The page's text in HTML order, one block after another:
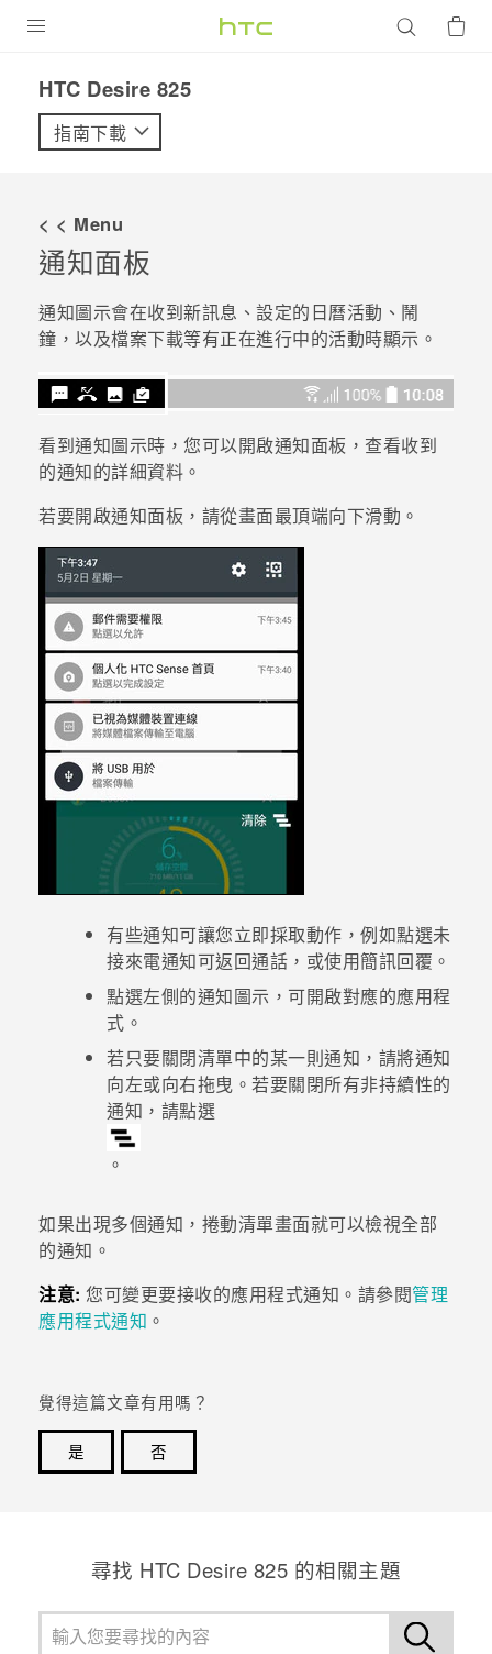
VIVE
配件
優惠專區
焦點訊息
企業採購
銷售門市
銷售通路
支援服務
HTC Desire 825‎
指南下載
< < Menu
通知面板
通知圖示會在收到新訊息、設定的日曆活動、鬧
鐘，以及檔案下載等有正在進行中的活動時顯示。
看到通知圖示時，您可以開啟通知面板，查看收到
的通知的詳細資料。
若要開啟通知面板，請從畫面最頂端向下滑動。
有些通知可讓您立即採取動作，例如點選未
接來電通知可返回通話，或使用簡訊回覆。
點選左側的通知圖示，可開啟對應的應用程
式。
若只要關閉清單中的某一則通知，請將通知
向左或向右拖曳。若要關閉所有非持續性的
通知，請點選
。
如果出現多個通知，捲動清單畫面就可以檢視全部
的通知。
注意: 您可變更要接收的應用程式通知。請參閱管理
應用程式通知 。
覺得這篇文章有用嗎？
是
否
尋找 HTC Desire 825 的相關主題